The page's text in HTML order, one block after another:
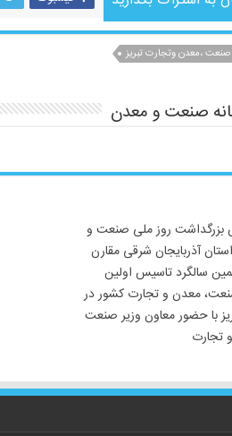
صنعت ،معدن وتجارت تبریز
صنعت و معدن
روز ملی صنعت و
آذربایجان شرقی مقارن
سالگرد تاسیس اولین
معدن و تجارت کشور در
با حضور معاون وزیر صنعت
تجارت